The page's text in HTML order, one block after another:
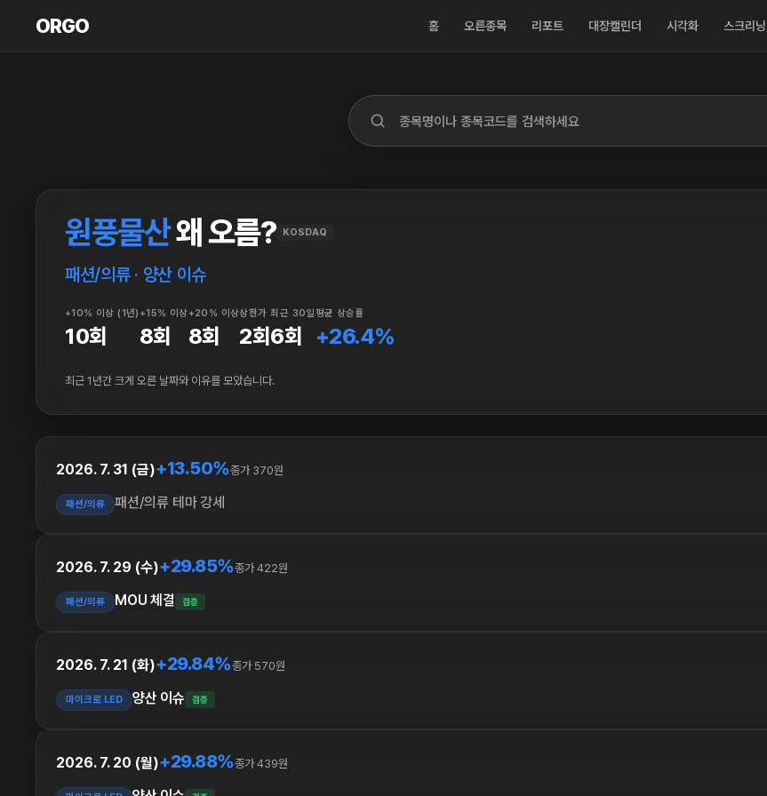
ORGO
ORGO 홈 오른종목 리포트 대장캘린더 시각화 스크리닝
원풍물산왜 오름? KOSDAQ
패션/의류 · 양산 이슈
+10% 이상 (1년)
10회
+15% 이상
8회
+20% 이상
8회
상한가
2회
최근 30일
6회
평균 상승률
+26.4%
최근 1년간 크게 오른 날짜와 이유를 모았습니다.
2026. 7. 31 (금)+13.50%종가 370원
패션/의류 패션/의류 테마 강세
2026. 7. 29 (수)+29.85%종가 422원
패션/의류 MOU 체결 검증
2026. 7. 21 (화)+29.84%종가 570원
마이크로 LED 양산 이슈 검증
2026. 7. 20 (월)+29.88%종가 439원